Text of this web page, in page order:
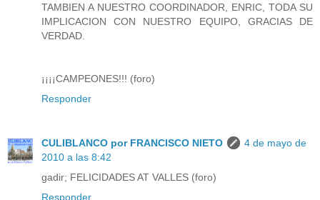
TAMBIEN A NUESTRO COORDINADOR, ENRIC, TODA SU
IMPLICACION CON NUESTRO EQUIPO, GRACIAS DE
VERDAD.
¡¡¡¡CAMPEONES!!! (foro)
Responder
CULIBLANCO por FRANCISCO NIETO
4 de mayo de
2010 a las 8:42
gadir; FELICIDADES AT VALLES (foro)
Responder